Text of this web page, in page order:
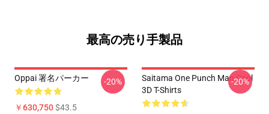
最高の売り手製品
Oppai 署名パーカー
￥630,750$43.5
-20%
Saitama One Punch Man Cool
3D T-Shirts
-20%